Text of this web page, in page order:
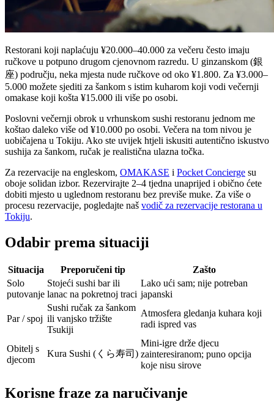
Restorani koji naplaćuju ¥20.000–40.000 za večeru često imaju
ručkove u potpuno drugom cjenovnom razredu. U ginzanskom (銀
座) području, neka mjesta nude ručkove od oko ¥1.800. Za ¥3.000–
5.000 možete sjediti za šankom s istim kuharom koji vodi večernji
omakase koji košta ¥15.000 ili više po osobi.
Poslovni večernji obrok u vrhunskom sushi restoranu jednom me
koštao daleko više od ¥10.000 po osobi. Večera na tom nivou je
uobičajena u Tokiju. Ako ste uvijek htjeli iskusiti autentično iskustvo
sushija za šankom, ručak je realistična ulazna točka.
Za rezervacije na engleskom, OMAKASE i Pocket Concierge su
oboje solidan izbor. Rezervirajte 2–4 tjedna unaprijed i obično ćete
dobiti mjesto u uglednom restoranu bez previše muke. Za više o
procesu rezervacije, pogledajte naš vodič za rezervacije restorana u
Tokiju.
Odabir prema situaciji
Situacija Preporučeni tip
Zašto
Solo
putovanje
Stojeći sushi bar ili
lanac na pokretnoj traci
Lako ući sam; nije potreban
japanski
Par / spoj
Sushi ručak za šankom
ili vanjsko tržište
Tsukiji
Atmosfera gledanja kuhara koji
radi ispred vas
Obitelj s
djecom
Kura Sushi (くら寿司)
Mini-igre drže djecu
zainteresiranom; puno opcija
koje nisu sirove
Korisne fraze za naručivanje